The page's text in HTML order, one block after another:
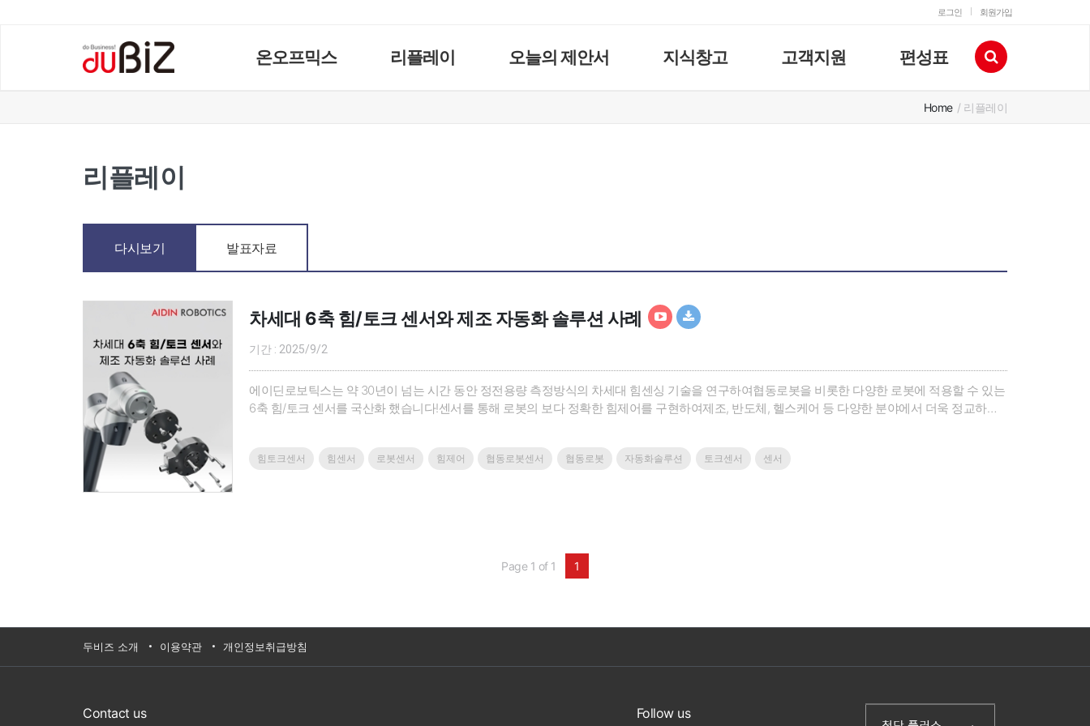
로그인 회원가입
온오프믹스 리플레이 오늘의 제안서 지식창고 고객지원 편성표
Home / 리플레이
리플레이
다시보기 발표자료
차세대 6축 힘/토크 센서와 제조 자동화 솔루션 사례
기간 : 2025/9/2
에이딘로보틱스는 약 30년이 넘는 시간 동안 정전용량 측정방식의 차세대 힘센싱 기술을 연구하여협동로봇을 비롯한 다양한 로봇에 적용할 수 있는
6축 힘/토크 센서를 국산화 했습니다!센서를 통해 로봇의 보다 정확한 힘제어를 구현하여제조, 반도체, 헬스케어 등 다양한 분야에서 더욱 정교하고
힘토크센서 힘센서 로봇센서 힘제어 협동로봇센서 협동로봇 자동화솔루션 토크센서 센서
Page 1 of 1 1
두비즈 소개 이용약관 개인정보취급방침
Contact us Follow us (주)첨단